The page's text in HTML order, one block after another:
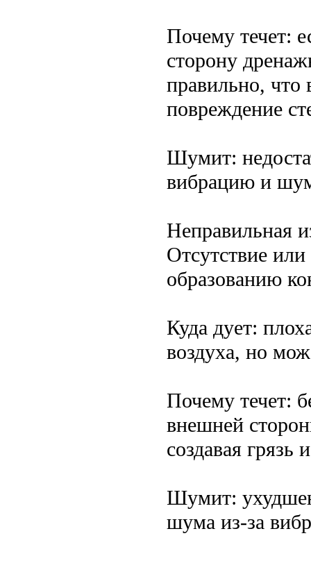
Почему течет:
сторону
правильно, что
повреждение
Шумит:
вибрацию и
Неправильная
Отсутствие
образованию
Куда дует:
воздуха, но
Почему течет:
внешней
создавая грязь
Шумит:
шума из-за